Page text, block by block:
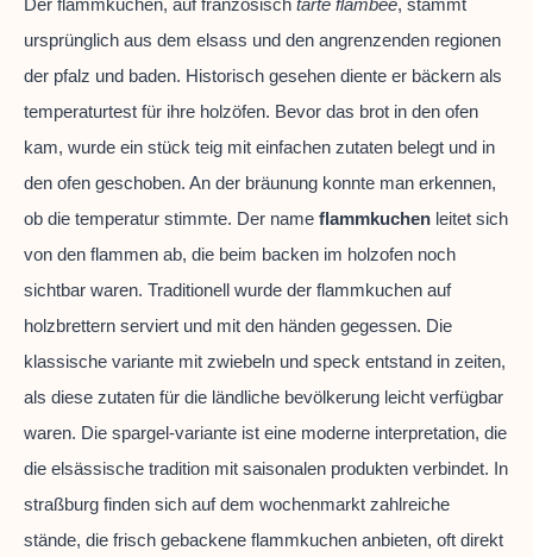
ursprünglich aus dem elsass und den angrenzenden regionen
der pfalz und baden. Historisch gesehen diente er bäckern als
temperaturtest für ihre holzöfen. Bevor das brot in den ofen
kam, wurde ein stück teig mit einfachen zutaten belegt und in
den ofen geschoben. An der bräunung konnte man erkennen,
ob die temperatur stimmte. Der name flammkuchen leitet sich
von den flammen ab, die beim backen im holzofen noch
sichtbar waren. Traditionell wurde der flammkuchen auf
holzbrettern serviert und mit den händen gegessen. Die
klassische variante mit zwiebeln und speck entstand in zeiten,
als diese zutaten für die ländliche bevölkerung leicht verfügbar
waren. Die spargel-variante ist eine moderne interpretation, die
die elsässische tradition mit saisonalen produkten verbindet. In
straßburg finden sich auf dem wochenmarkt zahlreiche
stände, die frisch gebackene flammkuchen anbieten, oft direkt